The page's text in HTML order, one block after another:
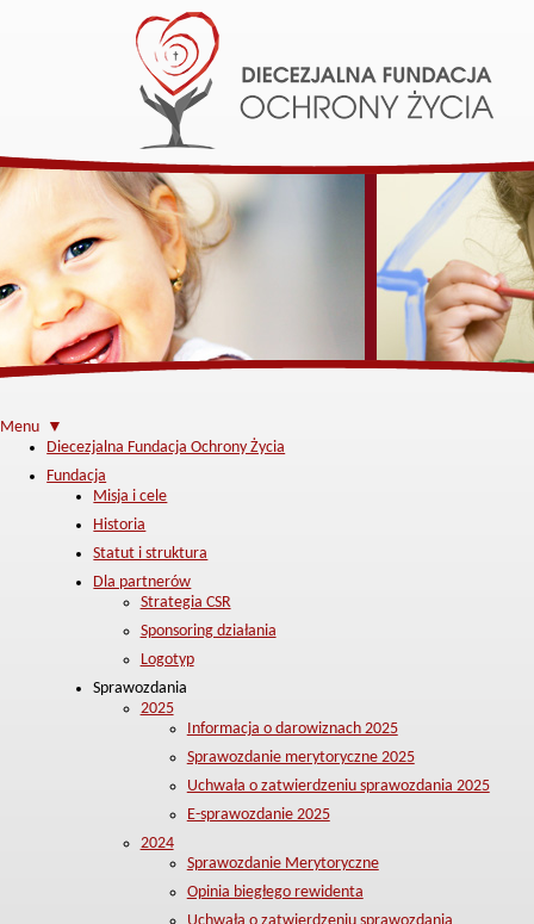
Menu ▼
Diecezjalna Fundacja Ochrony Życia
Fundacja
Misja i cele
Historia
Statut i struktura
Dla partnerów
Strategia CSR
Sponsoring działania
Logotyp
Sprawozdania
2025
Informacja o darowiznach 2025
Sprawozdanie merytoryczne 2025
Uchwała o zatwierdzeniu sprawozdania 2025
E-sprawozdanie 2025
2024
Sprawozdanie Merytoryczne
Opinia biegłego rewidenta